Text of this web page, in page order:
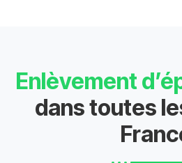
Enlèvement
dans toutes